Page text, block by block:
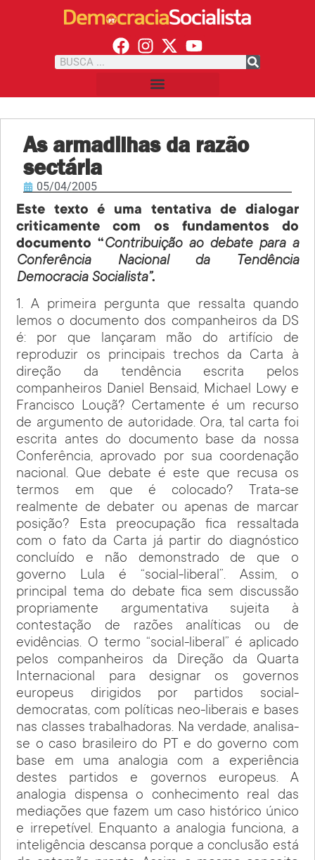
As armadilhas da razão
sectária
05/04/2005
Este texto é uma tentativa de dialogar
criticamente com os fundamentos do
documento “Contribuição ao debate para a
Conferência Nacional da Tendência
Democracia Socialista”.
1. A primeira pergunta que ressalta quando
lemos o documento dos companheiros da DS
é: por que lançaram mão do artifício de
reproduzir os principais trechos da Carta à
direção da tendência escrita pelos
companheiros Daniel Bensaid, Michael Lowy e
Francisco Louçã? Certamente é um recurso
de argumento de autoridade. Ora, tal carta foi
escrita antes do documento base da nossa
Conferência, aprovado por sua coordenação
nacional. Que debate é este que recusa os
termos em que é colocado? Trata-se
realmente de debater ou apenas de marcar
posição? Esta preocupação fica ressaltada
com o fato da Carta já partir do diagnóstico
concluído e não demonstrado de que o
governo Lula é “social-liberal”. Assim, o
principal tema do debate fica sem discussão
propriamente argumentativa sujeita à
contestação de razões analíticas ou de
evidências. O termo “social-liberal” é aplicado
pelos companheiros da Direção da Quarta
Internacional para designar os governos
europeus dirigidos por partidos social-
democratas, com políticas neo-liberais e bases
nas classes trabalhadoras. Na verdade, analisa-
se o caso brasileiro do PT e do governo com
base em uma analogia com a experiência
destes partidos e governos europeus. A
analogia dispensa o conhecimento real das
mediações que fazem um caso histórico único
e irrepetível. Enquanto a analogia funciona, a
inteligência descansa porque a conclusão está